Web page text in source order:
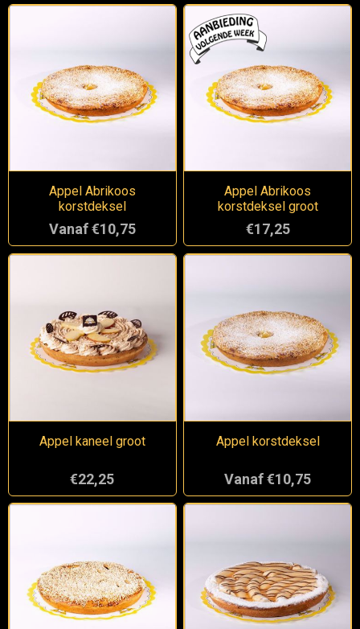
Appel Abrikoos
korstdeksel
Vanaf €10,75
Appel Abrikoos
korstdeksel groot
€17,25
Appel kaneel groot
€22,25
Appel korstdeksel
Vanaf €10,75